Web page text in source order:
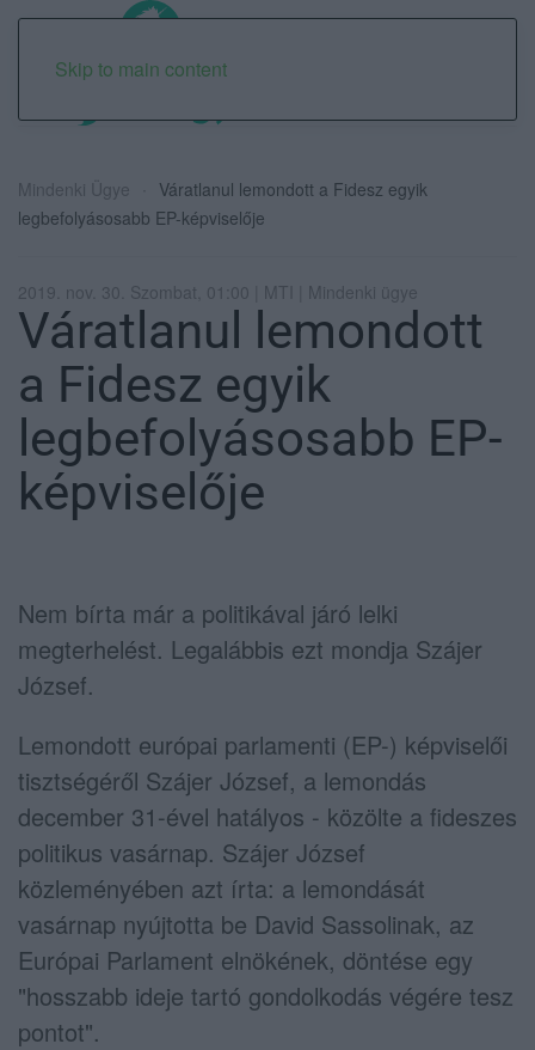
Skip to main content
Mindenki Ügye
Váratlanul lemondott a Fidesz egyik
legbefolyásosabb EP-képviselője
2019. nov. 30. Szombat, 01:00 | MTI | Mindenki ügye
Váratlanul lemondott
a Fidesz egyik
legbefolyásosabb EP-
képviselője
Nem bírta már a politikával járó lelki
megterhelést. Legalábbis ezt mondja Szájer
József.
Lemondott európai parlamenti (EP-) képviselői
tisztségéről Szájer József, a lemondás
december 31-ével hatályos - közölte a fideszes
politikus vasárnap. Szájer József
közleményében azt írta: a lemondását
vasárnap nyújtotta be David Sassolinak, az
Európai Parlament elnökének, döntése egy
"hosszabb ideje tartó gondolkodás végére tesz
pontot".